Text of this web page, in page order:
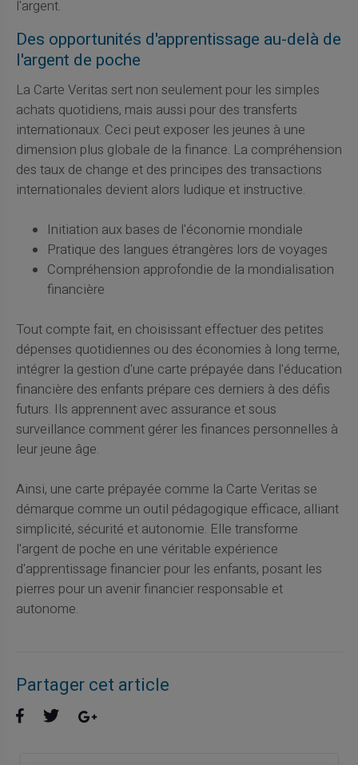
l'argent.
Des opportunités d'apprentissage au-delà de
l'argent de poche
La Carte Veritas sert non seulement pour les simples
achats quotidiens, mais aussi pour des transferts
internationaux. Ceci peut exposer les jeunes à une
dimension plus globale de la finance. La compréhension
des taux de change et des principes des transactions
internationales devient alors ludique et instructive.
Initiation aux bases de l'économie mondiale
Pratique des langues étrangères lors de voyages
Compréhension approfondie de la mondialisation
financière
Tout compte fait, en choisissant effectuer des petites
dépenses quotidiennes ou des économies à long terme,
intégrer la gestion d'une carte prépayée dans l'éducation
financière des enfants prépare ces derniers à des défis
futurs. Ils apprennent avec assurance et sous
surveillance comment gérer les finances personnelles à
leur jeune âge.
Ainsi, une carte prépayée comme la Carte Veritas se
démarque comme un outil pédagogique efficace, alliant
simplicité, sécurité et autonomie. Elle transforme
l'argent de poche en une véritable expérience
d'apprentissage financier pour les enfants, posant les
pierres pour un avenir financier responsable et
autonome.
Partager cet article